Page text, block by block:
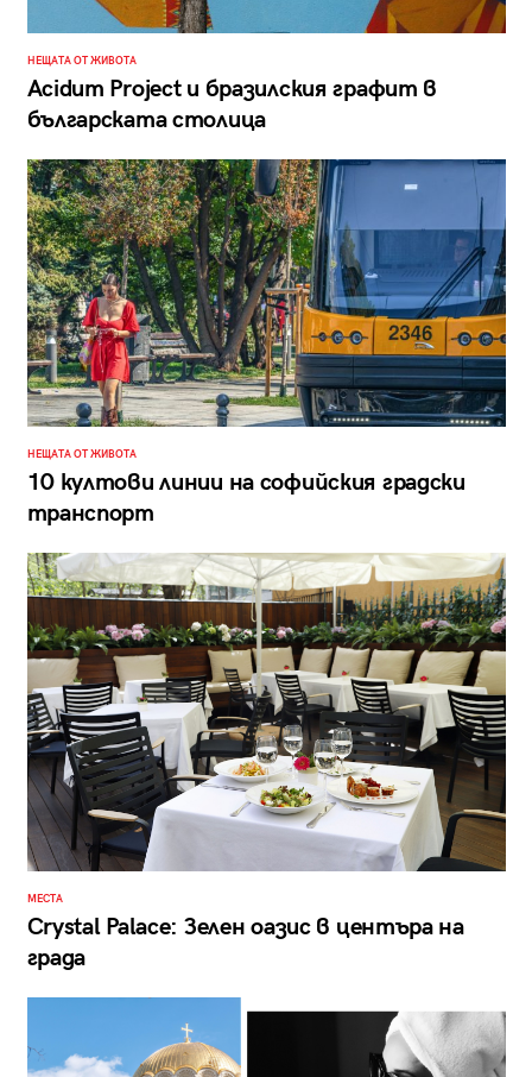
НЕЩАТА ОТ ЖИВОТА
Acidum Project и бразилския графит в
българската столица
НЕЩАТА ОТ ЖИВОТА
10 култови линии на софийския градски
транспорт
МЕСТА
Crystal Palace: Зелен оазис в центъра на
града